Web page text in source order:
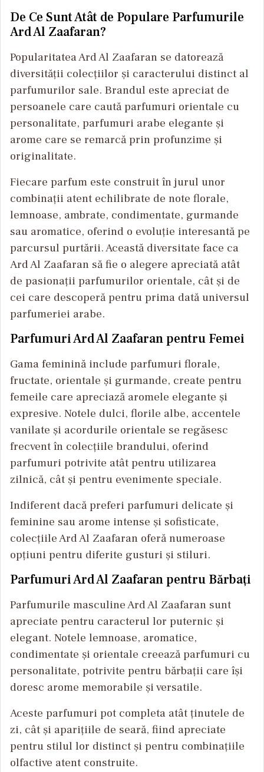
De Ce Sunt Atât de Populare Parfumurile
Ard Al Zaafaran?
Popularitatea Ard Al Zaafaran se datorează
diversității colecțiilor și caracterului distinct al
parfumurilor sale. Brandul este apreciat de
persoanele care caută parfumuri orientale cu
personalitate, parfumuri arabe elegante și
arome care se remarcă prin profunzime și
originalitate.
Fiecare parfum este construit în jurul unor
combinații atent echilibrate de note florale,
lemnoase, ambrate, condimentate, gurmande
sau aromatice, oferind o evoluție interesantă pe
parcursul purtării. Această diversitate face ca
Ard Al Zaafaran să fie o alegere apreciată atât
de pasionații parfumurilor orientale, cât și de
cei care descoperă pentru prima dată universul
parfumeriei arabe.
Parfumuri Ard Al Zaafaran pentru Femei
Gama feminină include parfumuri florale,
fructate, orientale și gurmande, create pentru
femeile care apreciază aromele elegante și
expresive. Notele dulci, florile albe, accentele
vanilate și acordurile orientale se regăsesc
frecvent în colecțiile brandului, oferind
parfumuri potrivite atât pentru utilizarea
zilnică, cât și pentru evenimente speciale.
Indiferent dacă preferi parfumuri delicate și
feminine sau arome intense și sofisticate,
colecțiile Ard Al Zaafaran oferă numeroase
opțiuni pentru diferite gusturi și stiluri.
Parfumuri Ard Al Zaafaran pentru Bărbați
Parfumurile masculine Ard Al Zaafaran sunt
apreciate pentru caracterul lor puternic și
elegant. Notele lemnoase, aromatice,
condimentate și orientale creează parfumuri cu
personalitate, potrivite pentru bărbații care își
doresc arome memorabile și versatile.
Aceste parfumuri pot completa atât ținutele de
zi, cât și aparițiile de seară, fiind apreciate
pentru stilul lor distinct și pentru combinațiile
olfactive atent construite.